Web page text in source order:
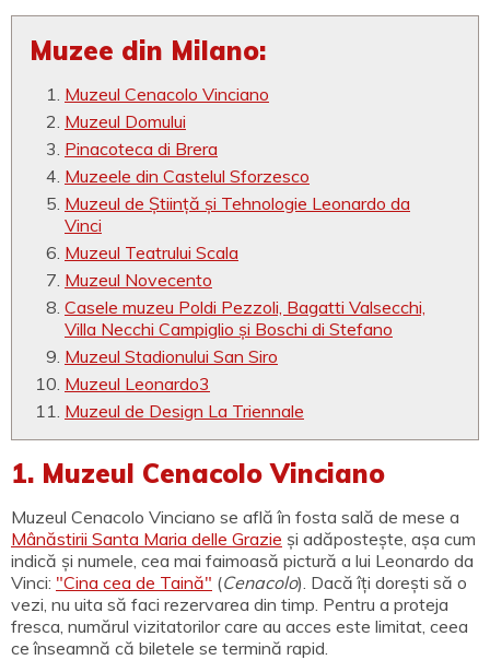
Muzee din Milano:
Muzeul Cenacolo Vinciano
Muzeul Domului
Pinacoteca di Brera
Muzeele din Castelul Sforzesco
Muzeul de Știință și Tehnologie Leonardo da
Vinci
Muzeul Teatrului Scala
Muzeul Novecento
Casele muzeu Poldi Pezzoli, Bagatti Valsecchi,
Villa Necchi Campiglio și Boschi di Stefano
Muzeul Stadionului San Siro
Muzeul Leonardo3
Muzeul de Design La Triennale
1. Muzeul Cenacolo Vinciano
Muzeul Cenacolo Vinciano se află în fosta sală de mese a
Mânăstirii Santa Maria delle Grazie și adăpostește, așa cum
indică și numele, cea mai faimoasă pictură a lui Leonardo da
Vinci: "Cina cea de Taină" (Cenacolo). Dacă îți dorești să o
vezi, nu uita să faci rezervarea din timp. Pentru a proteja
fresca, numărul vizitatorilor care au acces este limitat, ceea
ce înseamnă că biletele se termină rapid.